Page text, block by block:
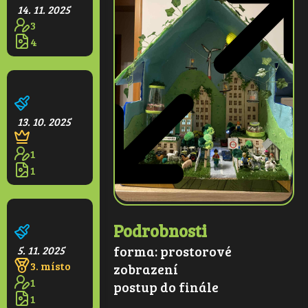
14. 11. 2025
3
4
13. 10. 2025
1
1
5. 11. 2025
3. místo
1
1
Podrobnosti
forma:prostorové
zobrazení
postup do finále